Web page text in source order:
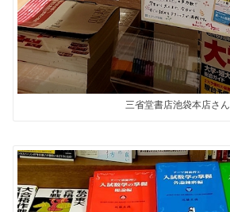
三省堂書店池袋本店さん